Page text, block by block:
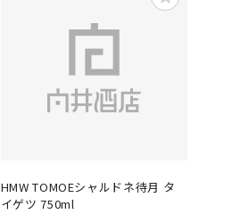
HMW TOMOEシャルドネ待月 タ
イゲツ 750ml